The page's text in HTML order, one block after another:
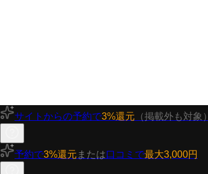
サイトからの予約で3%還元 （掲載外も対象）
予約で3%還元 または口コミで最大3,000円